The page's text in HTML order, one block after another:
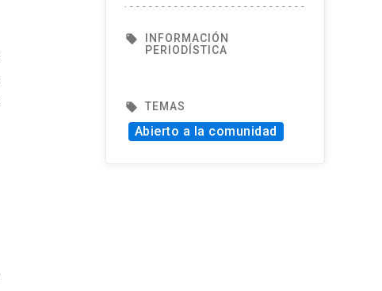
local_offer
INFORMACIÓN
PERIODÍSTICA
local_offer TEMAS
Abierto a la comunidad